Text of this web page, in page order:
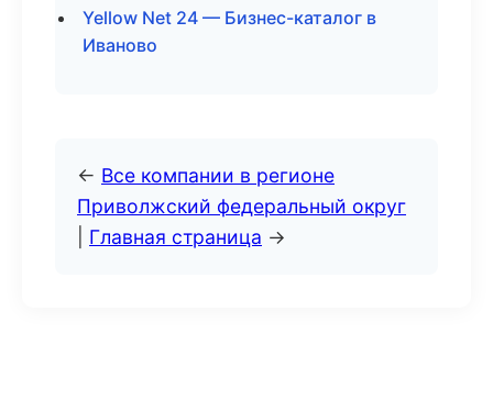
Yellow Net 24 — Бизнес-каталог в
Иваново
← Все компании в регионе
Приволжский федеральный округ
Главная страница →